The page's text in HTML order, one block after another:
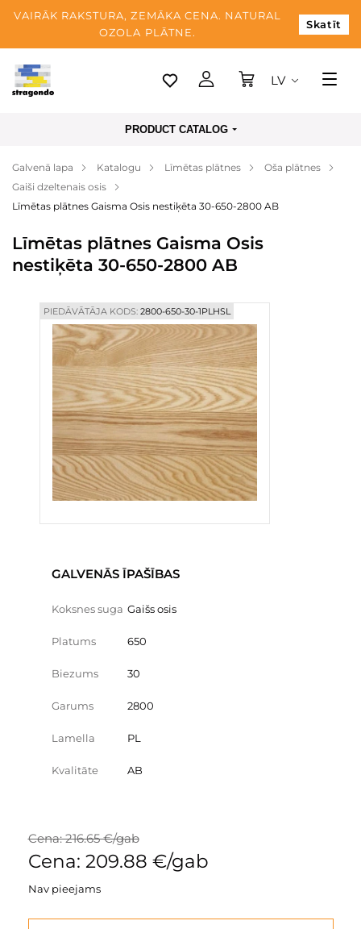
VAIRĀK RAKSTURA, ZEMĀKA CENA. NATURAL
OZOLA PLĀTNE.
Skatīt
Tallina
Apmaksa
Par mums
Blogs
Kontaktinformācija
LV
PRODUCT CATALOG
Galvenā lapa Katalogu Līmētas plātnes
Oša plātnes
Gaiši dzeltenais osis
Līmētas plātnes Gaisma Osis nestiķēta 30-650-2800 AB
Līmētas plātnes Gaisma Osis
nestiķēta 30-650-2800 AB
PIEDĀVĀTĀJA KODS:2800-650-30-1PLHSL
GALVENĀS ĪPAŠĪBAS
Koksnes suga Gaišs osis
Platums 650
Biezums 30
Garums 2800
Lamella PL
Kvalitāte AB
Cena: 216.65 €/gab
Cena: 209.88 €/gab
Nav pieejams